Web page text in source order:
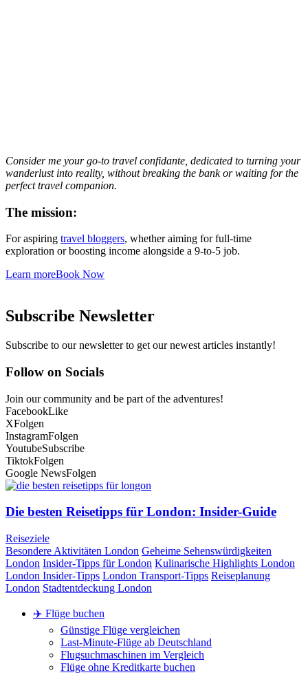
Consider me your go-to travel confidante, dedicated to turning your
wanderlust into reality, without breaking the bank or waiting for the
perfect travel companion.
The mission:
For aspiring travel bloggers, whether aiming for full-time
exploration or boosting income alongside a 9-to-5 job.
Learn moreBook Now
Subscribe Newsletter
Subscribe to our newsletter to get our newest articles instantly!
Follow on Socials
Join our community and be part of the adventures!
FacebookLike
XFolgen
InstagramFolgen
YoutubeSubscribe
TiktokFolgen
Google NewsFolgen
Die besten Reisetipps für London: Insider-Guide
Reiseziele
Besondere Aktivitäten London Geheime Sehenswürdigkeiten
London Insider-Tipps für London Kulinarische Highlights London
London Insider-Tipps London Transport-Tipps Reiseplanung
London Stadtentdeckung London
✈️ Flüge buchen
Günstige Flüge vergleichen
Last-Minute-Flüge ab Deutschland
Flugsuchmaschinen im Vergleich
Flüge ohne Kreditkarte buchen